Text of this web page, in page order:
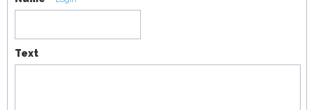
TrailSport vs Toyota Land Cruiser
Text